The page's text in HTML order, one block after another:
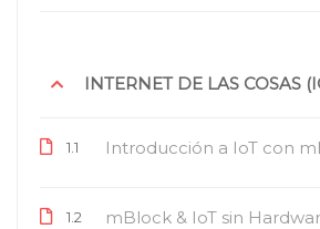
INTERNET DE LAS COSAS
1.1 Introducción a IoT con
1.2 mBlock & IoT sin